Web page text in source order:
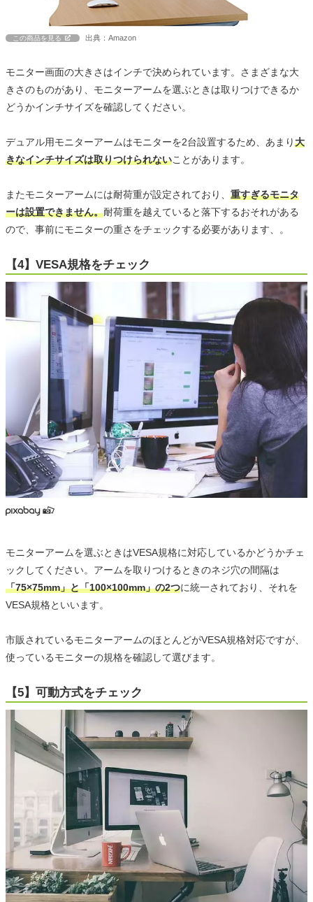
この商品を見る 出典：Amazon
モニター画面の大きさはインチで決められています。さまざまな大
きさのものがあり、モニターアームを選ぶときは取りつけできるか
どうかインチサイズを確認してください。
デュアル用モニターアームはモニターを2台設置するため、あまり大
きなインチサイズは取りつけられないことがあります。
またモニターアームには耐荷重が設定されており、 重すぎるモニタ
ーは設置できません。耐荷重を越えていると落下するおそれがある
ので、事前にモニターの重さをチェックする必要があります、。
【4】VESA規格をチェック
モニターアームを選ぶときはVESA規格に対応しているかどうかチェ
ックしてください。アームを取りつけるときのネジ穴の間隔は
「75×75mm」と「100×100mm」の2つに統一されており、それを
VESA規格といいます。
市販されているモニターアームのほとんどがVESA規格対応ですが、
使っているモニターの規格を確認して選びます。
【5】可動方式をチェック